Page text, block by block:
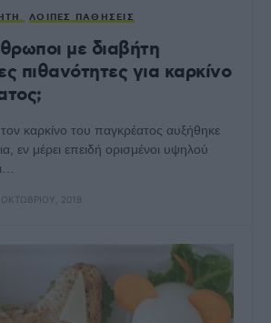
ΛΟΙΠΈΣ ΠΑΘΉΣΕΙΣ
με διαβήτη
πιθανότητες για καρκίνο
καρκίνο του παγκρέατος αυξήθηκε
εν μέρει επειδή ορισμένοι υψηλού
ΟΚΤΩΒΡΊΟΥ, 2018